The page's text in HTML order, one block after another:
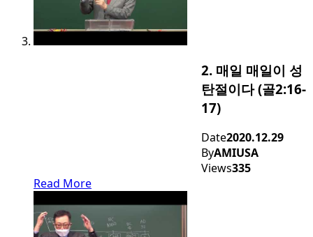
2. 매일 매일이 성
탄절이다 (골2:16-
17)
Date2020.12.29
ByAMIUSA
Views335
Read More